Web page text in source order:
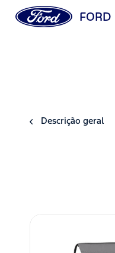
FORD
Descrição geral